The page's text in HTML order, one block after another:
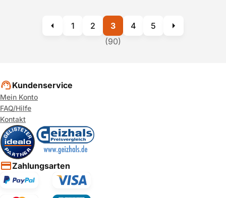
(90)
1 2 3 4 5
Kundenservice
Mein Konto
FAQ/Hilfe
Kontakt
Zahlungsarten